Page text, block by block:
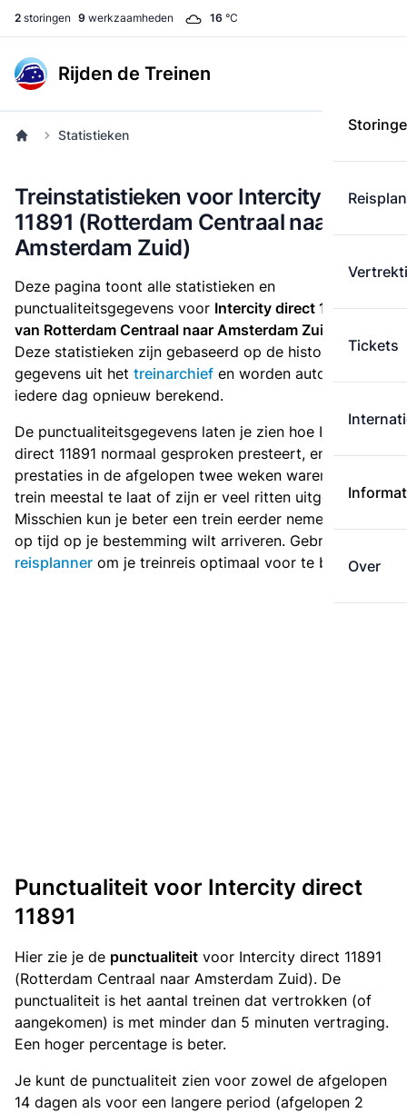
2 storingen 9 werkzaamheden 16 °C
Rijden de Treinen
Tickets
Over
Statistieken
Treinstatistieken voor Intercity direct
11891 (Rotterdam Centraal naar
Amsterdam Zuid)
Deze pagina toont alle statistieken en
punctualiteitsgegevens voor Intercity direct 11891die
van Rotterdam Centraal naar Amsterdam Zuid
Deze statistieken zijn gebaseerd op de historische
gegevens uit het treinarchief en worden automatisch
iedere dag opnieuw berekend.
De punctualiteitsgegevens laten je zien hoe Intercity
direct 11891 normaal gesproken presteert, en hoe de
prestaties in de afgelopen twee weken waren. Is deze
trein meestal te laat of zijn er veel ritten uitgevallen?
Misschien kun je beter een trein eerder nemen als je
op tijd op je bestemming wilt arriveren. Gebruik de
reisplanner om je treinreis optimaal voor te bereiden.
Punctualiteit voor Intercity direct
11891
Hier zie je de punctualiteit voor Intercity direct 11891
(Rotterdam Centraal naar Amsterdam Zuid). De
punctualiteit is het aantal treinen dat vertrokken (of
aangekomen) is met minder dan 5 minuten vertraging.
Een hoger percentage is beter.
Je kunt de punctualiteit zien voor zowel de afgelopen
14 dagen als voor een langere period (afgelopen 2